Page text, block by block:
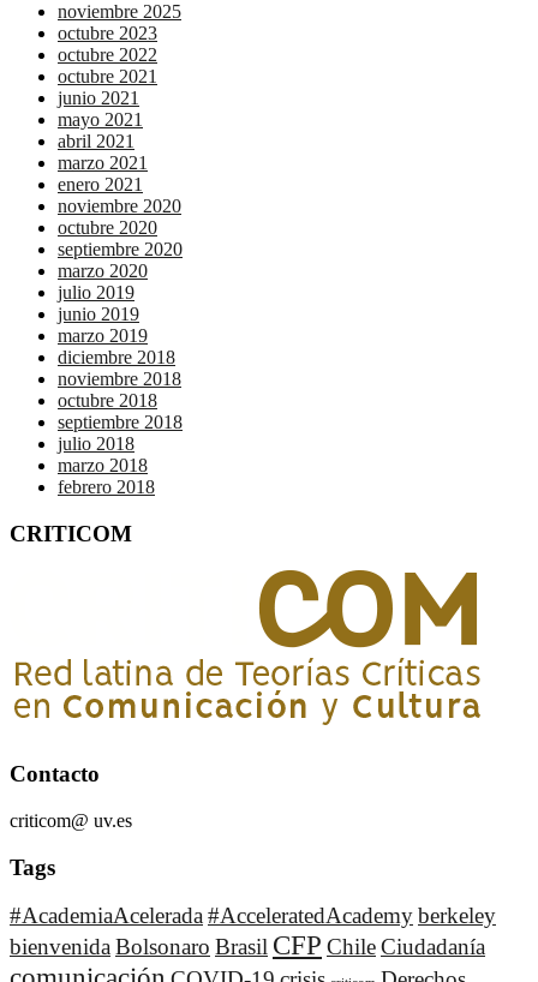
noviembre 2025
octubre 2023
octubre 2022
octubre 2021
junio 2021
mayo 2021
abril 2021
marzo 2021
enero 2021
noviembre 2020
octubre 2020
septiembre 2020
marzo 2020
julio 2019
junio 2019
marzo 2019
diciembre 2018
noviembre 2018
octubre 2018
septiembre 2018
julio 2018
marzo 2018
febrero 2018
CRITICOM
Contacto
criticom@ uv.es
Tags
#AcademiaAcelerada#AcceleratedAcademyberkeley
bienvenidaBolsonaro Brasil CFP ChileCiudadanía